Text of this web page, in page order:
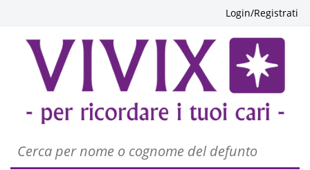
Login/Registrati
PASSATE: